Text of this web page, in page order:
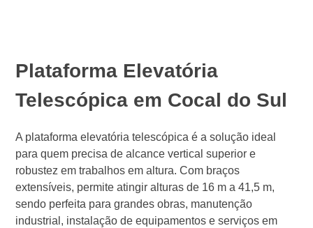
Plataforma Elevatória
Telescópica em Cocal do Sul
A plataforma elevatória telescópica é a solução ideal
para quem precisa de alcance vertical superior e
robustez em trabalhos em altura. Com braços
extensíveis, permite atingir alturas de 16 m a 41,5 m,
sendo perfeita para grandes obras, manutenção
industrial, instalação de equipamentos e serviços em